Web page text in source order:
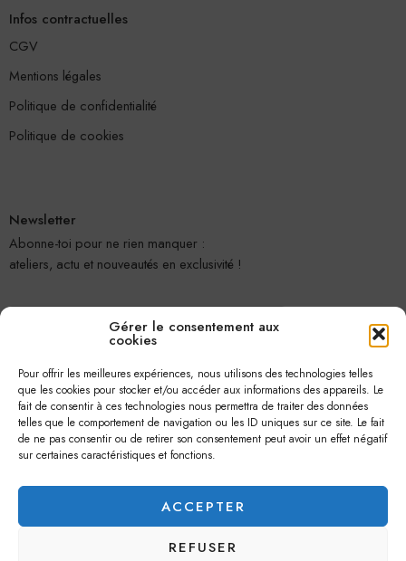
Gérer le consentement aux
cookies
Pour offrir les meilleures expériences, nous utilisons des technologies telles
que les cookies pour stocker et/ou accéder aux informations des appareils. Le
fait de consentir à ces technologies nous permettra de traiter des données
telles que le comportement de navigation ou les ID uniques sur ce site. Le fait
de ne pas consentir ou de retirer son consentement peut avoir un effet négatif
sur certaines caractéristiques et fonctions.
ACCEPTER
REFUSER
Infos contractuelles
CGV
Mentions légales
Politique de confidentialité
Politique de cookies
Newsletter
Abonne-toi pour ne rien manquer :
ateliers, actu et nouveautés en exclusivité !
Je m'abonne